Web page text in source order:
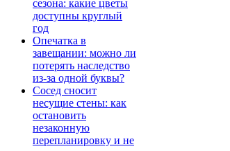
сезона: какие цветы
доступны круглый
год
Опечатка в
завещании: можно ли
потерять наследство
из-за одной буквы?
Сосед сносит
несущие стены: как
остановить
незаконную
перепланировку и не